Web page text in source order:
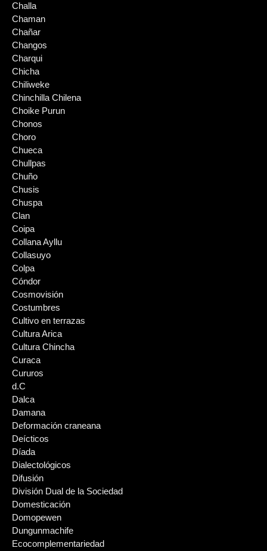
Challa
Chaman
Chañar
Changos
Charqui
Chicha
Chiliweke
Chinchilla Chilena
Choike Purun
Chonos
Choro
Chueca
Chullpas
Chuño
Chusis
Chuspa
Clan
Coipa
Collana Ayllu
Collasuyo
Colpa
Cóndor
Cosmovisión
Costumbres
Cultivo en terrazas
Cultura Arica
Cultura Chincha
Curaca
Cururos
d.C
Dalca
Damana
Deformación craneana
Deícticos
Díada
Dialectológicos
Difusión
División Dual de la Sociedad
Domesticación
Domopewen
Dungunmachife
Ecocomplementariedad